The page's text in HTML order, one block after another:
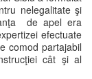
nelegalitate şi
de apel era
efectuate
comod partajabil
cât şi al